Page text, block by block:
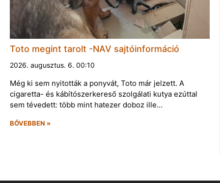
Toto megint tarolt -NAV sajtóinformáció
2026. augusztus. 6. 00:10
Még ki sem nyitották a ponyvát, Toto már jelzett. A
cigaretta- és kábítószerkereső szolgálati kutya ezúttal
sem tévedett: több mint hatezer doboz ille…
BŐVEBBEN »